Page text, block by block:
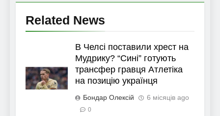
Related News
В Челсі поставили хрест на
Мудрику? “Сині” готують
трансфер гравця Атлетіка
на позицію українця
Бондар Олексій 6 місяців ago
0